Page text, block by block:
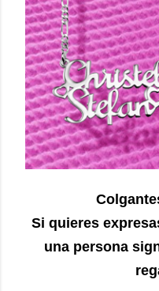
Si quieres
una persona